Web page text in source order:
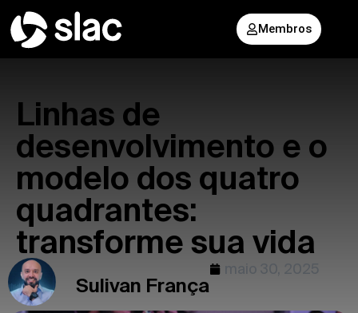
Membros
Linhas de
desenvolvimento e o
modelo dos quatro
quadrantes:
transforme sua vida
Sulivan França
maio 30, 2025